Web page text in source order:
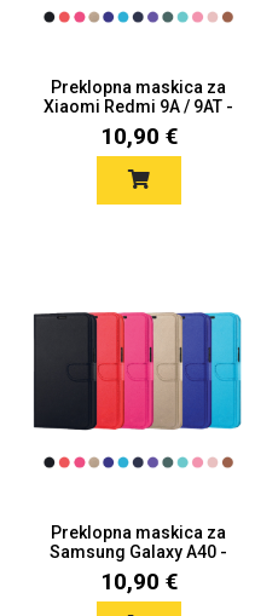
Preklopna maskica za
Xiaomi Redmi 9A / 9AT -
V...
10,90 €
Preklopna maskica za
Samsung Galaxy A40 -
Više...
10,90 €